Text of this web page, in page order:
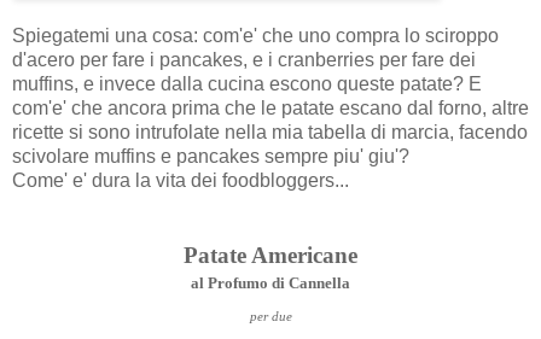
Spiegatemi una cosa: com'e' che uno compra lo sciroppo
d'acero per fare i pancakes, e i cranberries per fare dei
muffins, e invece dalla cucina escono queste patate? E
com'e' che ancora prima che le patate escano dal forno, altre
ricette si sono intrufolate nella mia tabella di marcia, facendo
scivolare muffins e pancakes sempre piu' giu'?
Come' e' dura la vita dei foodbloggers...
Patate Americane
al Profumo di Cannella
per due